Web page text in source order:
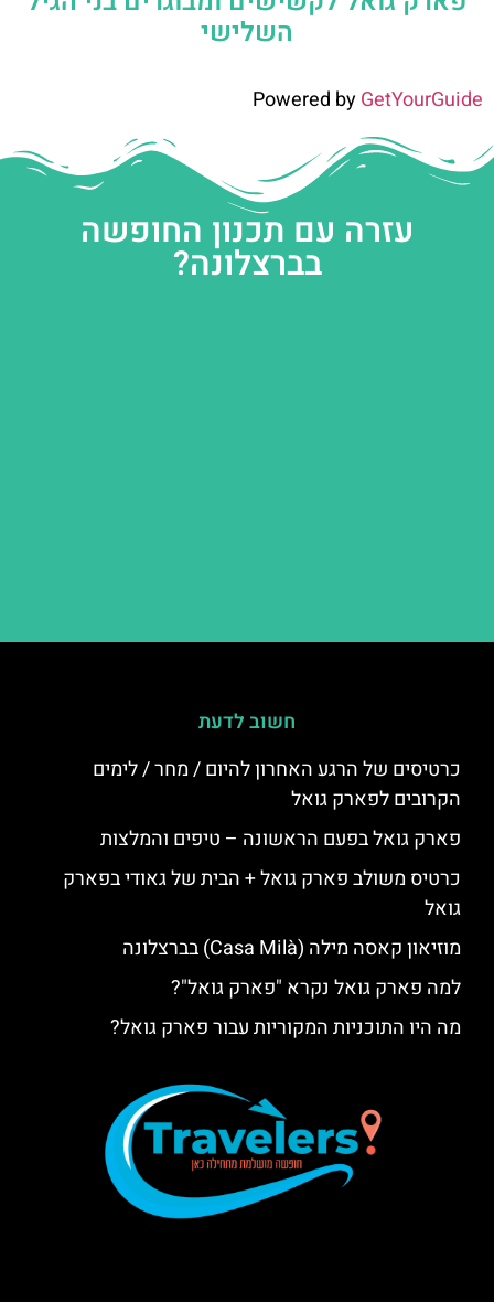
השלישי
Powered byGetYourGuide
עזרה עם תכנון החופשה
בברצלונה?
חשוב לדעת
כרטיסים של הרגע האחרון להיום / מחר / לימים
הקרובים לפארק גואל
פארק גואל בפעם הראשונה – טיפים והמלצות
כרטיס משולב פארק גואל + הבית של גאודי בפארק
גואל
מוזיאון קאסה מילה (Casa Milà) בברצלונה
למה פארק גואל נקרא "פארק גואל"?
מה היו התוכניות המקוריות עבור פארק גואל?